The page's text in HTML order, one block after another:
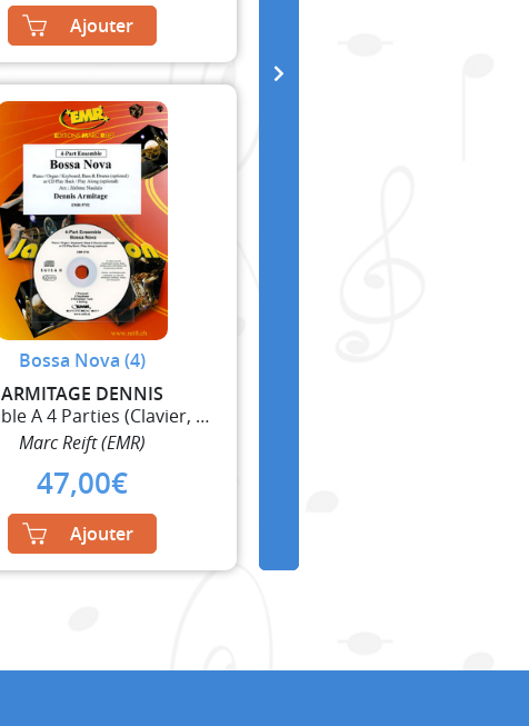
Ajouter
Bossa Nova (4)
ARMITAGE DENNIS
Ensemble A 4 Parties (Clavier, Guitare et Percussi
Marc Reift (EMR)
47,00€
Ajouter